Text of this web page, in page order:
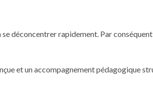
déconcentrer rapidement. Par
et un accompagnement pédagogique